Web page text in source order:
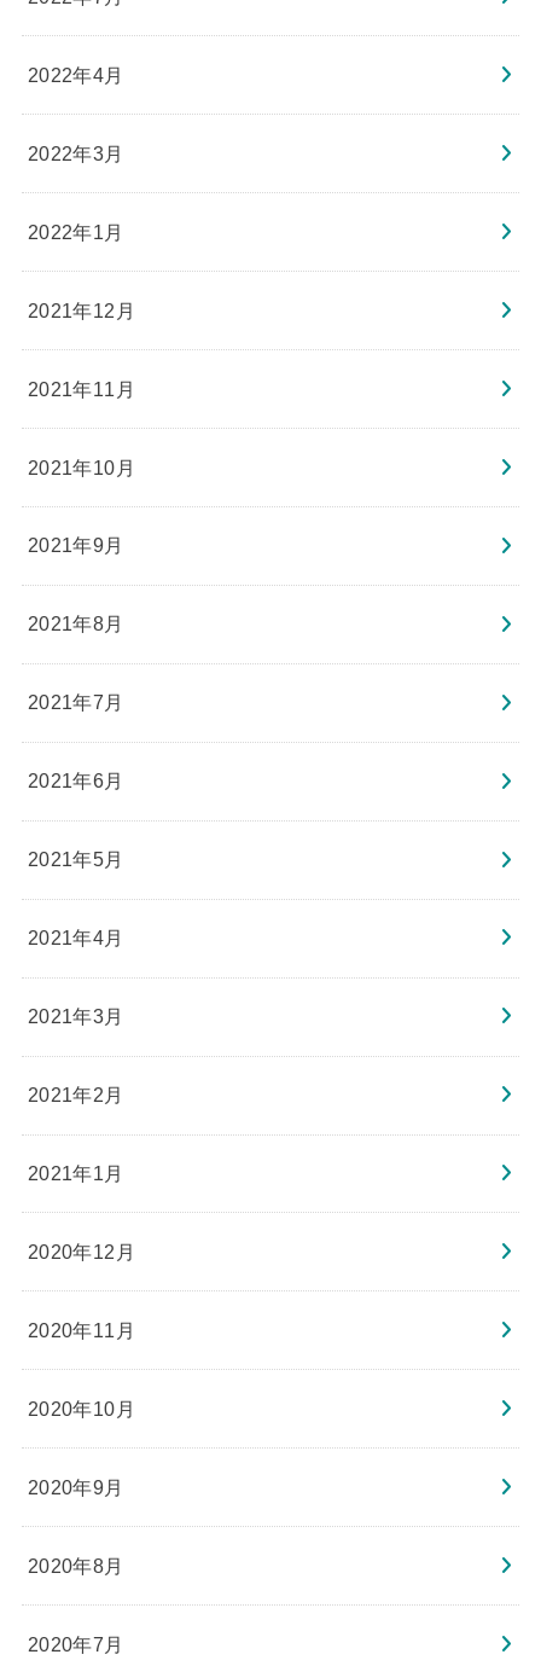
2022年4月
2022年3月
2022年1月
2021年12月
2021年11月
2021年10月
2021年9月
2021年8月
2021年7月
2021年6月
2021年5月
2021年4月
2021年3月
2021年2月
2021年1月
2020年12月
2020年11月
2020年10月
2020年9月
2020年8月
2020年7月